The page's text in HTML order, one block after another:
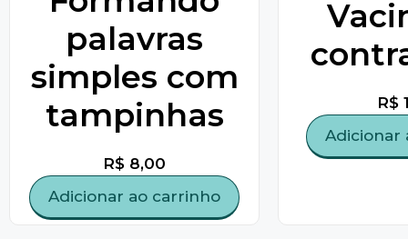
palavras
simples com
tampinhas
R$ 8,00
Adicionar ao carrinho
R$
Adicionar